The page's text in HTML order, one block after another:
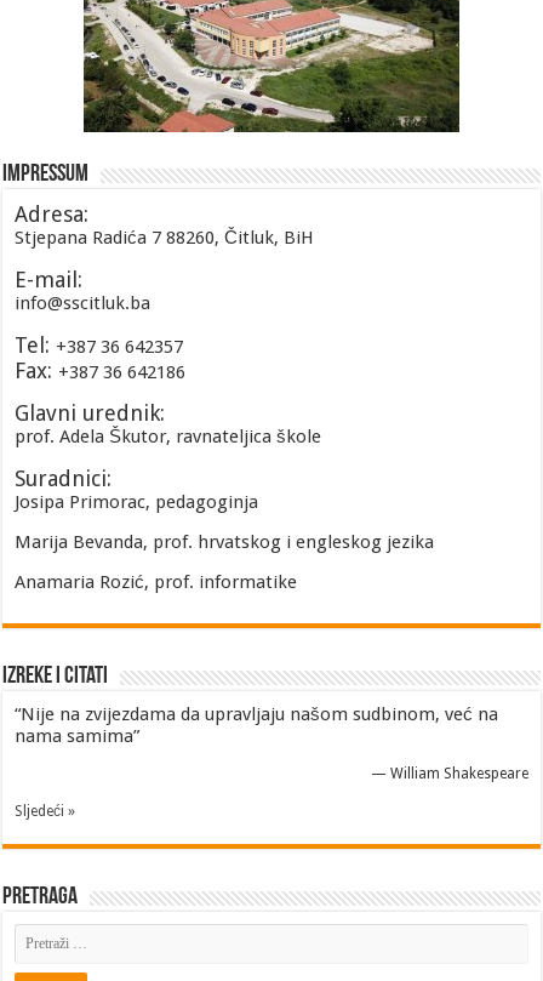
Impressum
Adresa:
Stjepana Radića 7 88260, Čitluk, BiH
E-mail:
info@sscitluk.ba
Tel: +387 36 642357
Fax: +387 36 642186
Glavni urednik:
prof. Adela Škutor, ravnateljica škole
Suradnici:
Josipa Primorac, pedagoginja
Marija Bevanda, prof. hrvatskog i engleskog jezika
Anamaria Rozić, prof. informatike
Izreke i Citati
“Nije na zvijezdama da upravljaju našom sudbinom, već na
nama samima”
— William Shakespeare
Sljedeći »
Pretraga